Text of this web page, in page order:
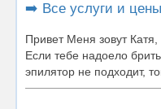
➡️ Все услуги и
Привет Меня зовут
Если тебе надоело
эпилятор не подходит,